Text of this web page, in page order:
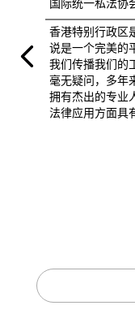
国际统一私法协
香港特别行政区
说是一个完美的
我们传播我们的
毫无疑问，多年
拥有杰出的专业
法律应用方面具